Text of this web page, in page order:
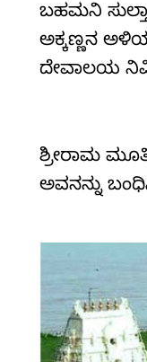
ಬಹಮನಿ
ಅಕ್ಕಣ್ಣನ
ದೇವಾಲಯ
ಶ್ರೀರಾಮ
ಅವನನ್ನು